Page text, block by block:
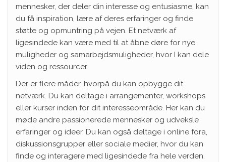
mennesker, der deler din interesse og entusiasme, kan
du få inspiration, lære af deres erfaringer og finde
støtte og opmuntring på vejen. Et netværk af
ligesindede kan være med til at åbne døre for nye
muligheder og samarbejdsmuligheder, hvor I kan dele
viden og ressourcer.
Der er flere måder, hvorpå du kan opbygge dit
netværk. Du kan deltage i arrangementer, workshops
eller kurser inden for dit interesseområde. Her kan du
møde andre passionerede mennesker og udveksle
erfaringer og ideer. Du kan også deltage i online fora,
diskussionsgrupper eller sociale medier, hvor du kan
finde og interagere med ligesindede fra hele verden.